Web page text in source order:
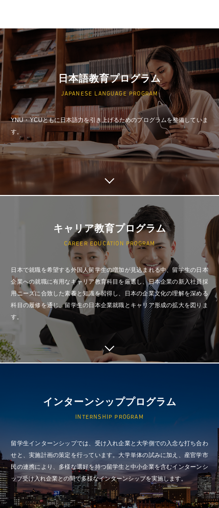
日本語教育プログラム
JAPANESE LANGUAGE PROGRAM
YNU・YCUともに日本語力を引き上げるためのプログラムを整備していま
す。
キャリア教育プログラム
CAREER EDUCATION PROGRAM
日本で就職を希望する外国人留学生の増加が見込まれる中、留学生の日本
企業への就職に有用なキャリア教育科目を厳選し、日本企業の新入社員採
用ニーズに合致した素養と知識を習得し、日本の企業文化の理解を深める
科目の履修を通じ、留学生の日本企業就職とキャリア形成の拡大を図りま
す。
インターンシッププログラム
INTERNSHIP PROGRAM
留学生インターンシップでは、受け入れ企業と大学側での入念な打ち合わ
せと、実施計画の策定を行っています。大学単体の試みに加え、産官学市
民の連携により、多様な選好を持つ留学生と中小企業を含むインターンシ
ップ受け入れ企業との間で多様なインターンシップを実施します。